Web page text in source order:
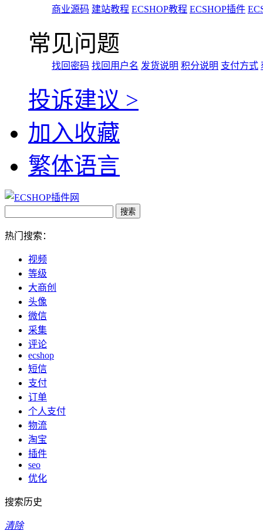
商业源码 建站教程 ECSHOP教程 ECSHOP插件
常见问题
找回密码 找回用户名 发货说明 积分说明 支付方式
投诉建议 >
加入收藏
繁体语言
热门搜索：
视频
等级
大商创
头像
微信
采集
评论
ecshop
短信
支付
订单
个人支付
物流
淘宝
插件
seo
优化
搜索历史
清除